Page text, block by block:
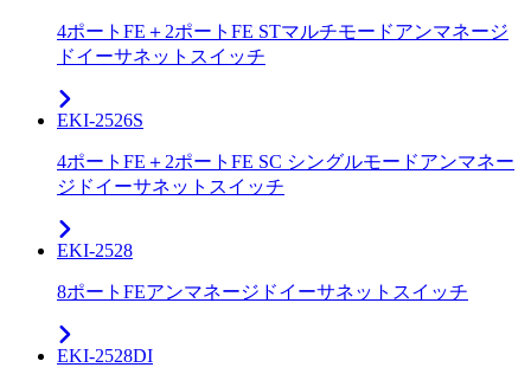
4ポートFE＋2ポートFE STマルチモードアンマネージ
ドイーサネットスイッチ
EKI-2526S
4ポートFE＋2ポートFE SC シングルモードアンマネー
ジドイーサネットスイッチ
EKI-2528
8ポートFEアンマネージドイーサネットスイッチ
EKI-2528DI